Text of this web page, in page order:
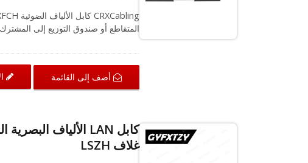
من نوع القوس يُستخدم على نطاق
ممتازة لكابل الألياف FTTH.
أضف إلى القائمة
غلاف LSZH